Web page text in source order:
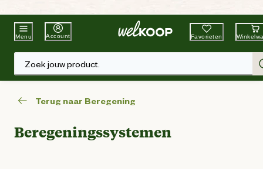
Beste WinkelketenTuin & Dier
Menu Account Favorieten
Zoek jouw product.
Terug naar Beregening
Beregeningssystemen